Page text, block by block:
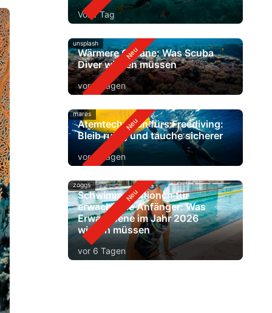
Vor 1 Tag
unsplash
Wärmere Ozeane: Was Scuba
Diver wissen müssen
vor 3 Tagen
mares
Atemtechniken fürs Freediving:
Bleib ruhig und tauche sicherer
vor 5 Tagen
zoggs
Schwimm-Lektionen für
erwachsene Anfänger: Was
Erwachsene im Jahr 2026
wissen müssen
vor 6 Tagen